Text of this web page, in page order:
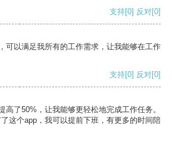
支持[0] 反对[0]
可以满足我所有的工作需求，让我能够在工作
支持[0] 反对[0]
高了50%，让我能够更轻松地完成工作任务。
这个app，我可以提前下班，有更多的时间陪